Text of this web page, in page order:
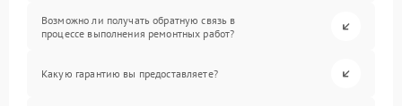
Возможно ли получать обратную связь в
процессе выполнения ремонтных работ?
Какую гарантию вы предоставляете?